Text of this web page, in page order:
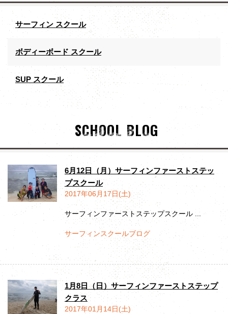
サーフィン スクール
ボディーボード スクール
SUP スクール
SCHOOL BLOG
6月12日（月）サーフィンファーストステッ
プスクール
2017年06月17日(土)
サーフィンファーストステップスクール ...
サーフィンスクールブログ
1月8日（日）サーフィンファーストステップ
クラス
2017年01月14日(土)